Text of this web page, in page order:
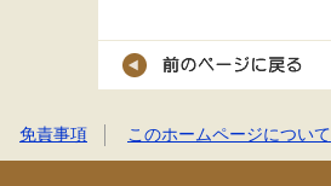
免責事項 このホームページについて